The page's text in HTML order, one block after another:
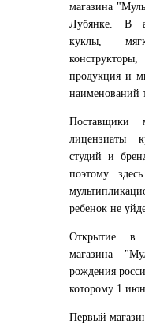
магазина
Лубянке. В
куклы,
продукция и
наименований
Поставщики
лицензиаты
студий и
поэтому
ребенок не
Открытие в
магазина
рождения
которому 1
Первый